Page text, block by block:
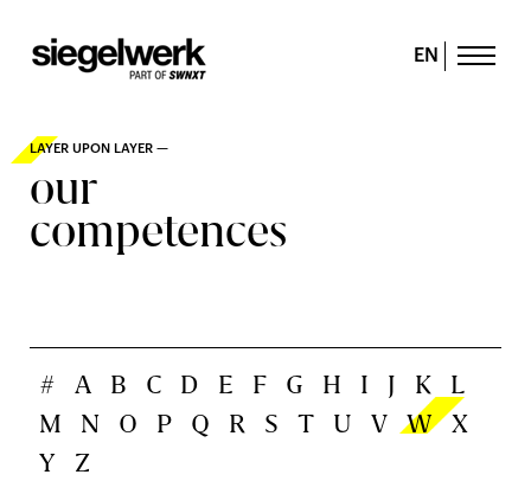
EN
LAYER UPON LAYER —
our
competences
# A B C D E F G H I J K
L
M
N O P Q R S T U V W X
Y
Z